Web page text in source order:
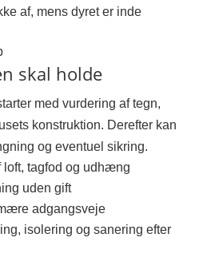
af, mens dyret er inde
skal holde
med vurdering af tegn,
konstruktion. Derefter kan
og eventuel sikring.
loft, tagfod og udhæng
uden gift
adgangsveje
isolering og sanering efter